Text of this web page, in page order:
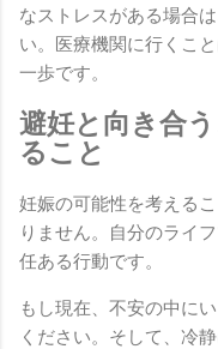
なストレスがある場合
い。医療機関に行くこ
一歩です。
避妊と向き合
ること
妊娠の可能性を考える
りません。自分のライ
任ある行動です。
もし現在、不安の中に
ください。そして、冷